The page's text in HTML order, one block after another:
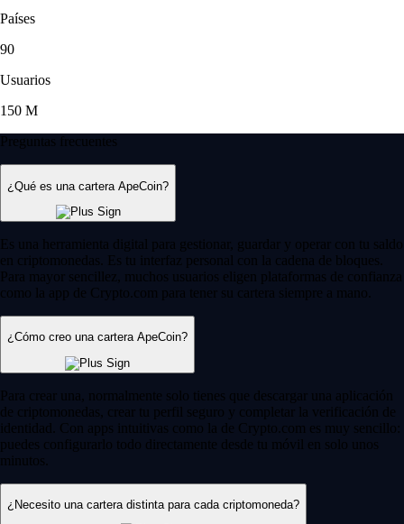
Países
90
Usuarios
150 M
Preguntas frecuentes
¿Qué es una cartera ApeCoin?
Es una herramienta digital para gestionar, guardar y operar con tu saldo
en criptomonedas. Es tu interfaz personal con la cadena de bloques.
Para mayor sencillez, muchos usuarios eligen plataformas de confianza
como la app de Crypto.com para tener su cartera siempre a mano.
¿Cómo creo una cartera ApeCoin?
Para crear una, normalmente solo tienes que descargar una aplicación
de criptomonedas, crear tu perfil seguro y completar la verificación de
identidad. Con apps intuitivas como la de Crypto.com es muy sencillo:
puedes configurarlo todo directamente desde tu móvil en solo unos
minutos.
¿Necesito una cartera distinta para cada criptomoneda?